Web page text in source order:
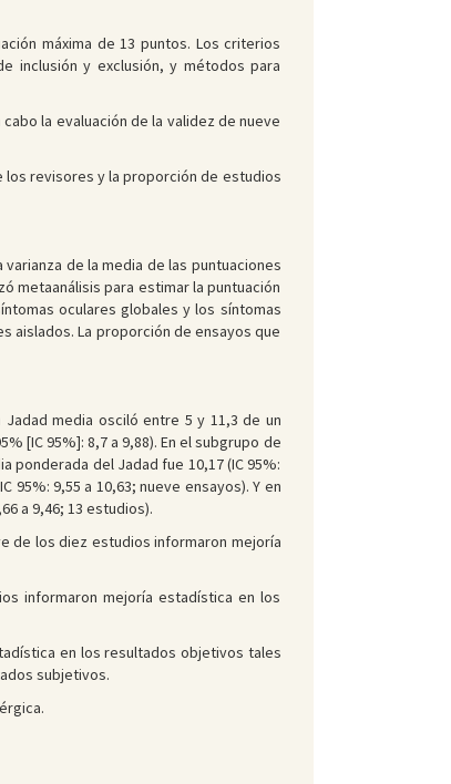
máxima de 13 puntos. Los criterios
inclusión y exclusión, y métodos para
la evaluación de la validez de nueve
revisores y la proporción de estudios
de la media de las puntuaciones
metaanálisis para estimar la puntuación
oculares globales y los síntomas
aislados. La proporción de ensayos que
media osciló entre 5 y 11,3 de un
[IC 95%]: 8,7 a 9,88). En el subgrupo de
del Jadad fue 10,17 (IC 95%:
9,55 a 10,63; nueve ensayos). Y en
a 9,46; 13 estudios).
de los diez estudios informaron mejoría
informaron mejoría estadística en los
en los resultados objetivos tales
subjetivos.